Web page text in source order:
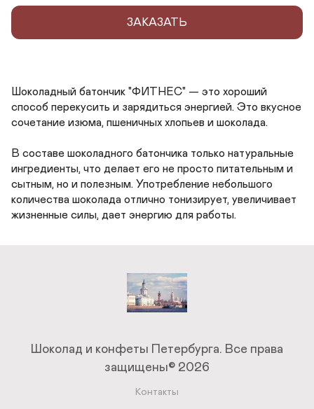
ЗАКАЗАТЬ
Шоколадный батончик "ФИТНЕС" — это хороший
способ перекусить и зарядиться энергией. Это вкусное
сочетание изюма, пшеничных хлопьев и шоколада.
В составе шоколадного батончика только натуральные
ингредиенты, что делает его не просто питательным и
сытным, но и полезным. Употребление небольшого
количества шоколада отлично тонизирует, увеличивает
жизненные силы, дает энергию для работы.
Шоколад и конфеты Петербурга. Все права
защищены© 2026
Контакты